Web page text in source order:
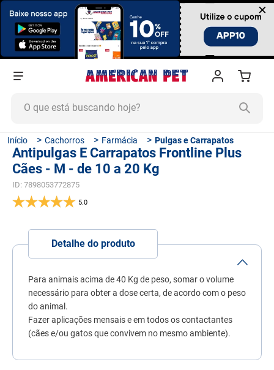
×
Cachorros Farmácia Pulgas e Carrapatos
Antipulgas E Carrapatos Frontline Plus
Cães - M - de 10 a 20 Kg
ID: 7898053772875
5.0
Detalhe do produto
Para animais acima de 40 Kg de peso, somar o volume
necessário para obter a dose certa, de acordo com o peso
do animal.
Fazer aplicações mensais e em todos os contactantes
(cães e/ou gatos que convivem no mesmo ambiente).
TERMOS MAIS BUSCADOS
1º
ração cachorro
2 º
ração gato
6º
7º
quatree
9º
ração úmida